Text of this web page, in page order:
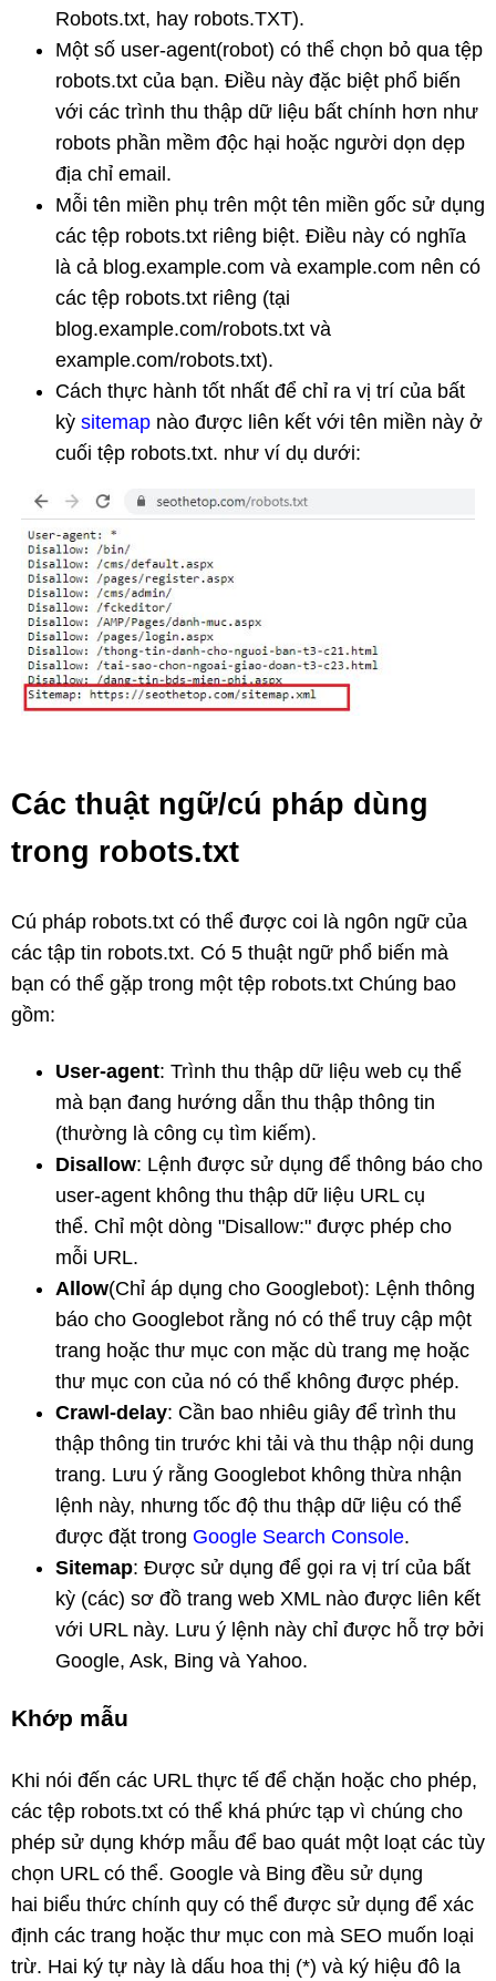
Robots.txt, hay robots.TXT).
Một số user-agent(robot) có thể chọn bỏ qua tệp
robots.txt của bạn. Điều này đặc biệt phổ biến
với các trình thu thập dữ liệu bất chính hơn như
robots phần mềm độc hại hoặc người dọn dẹp
địa chỉ email.
Mỗi tên miền phụ trên một tên miền gốc sử dụng
các tệp robots.txt riêng biệt. Điều này có nghĩa
là cả blog.example.com và example.com nên có
các tệp robots.txt riêng (tại
blog.example.com/robots.txt và
example.com/robots.txt).
Cách thực hành tốt nhất để chỉ ra vị trí của bất
kỳ sitemap nào được liên kết với tên miền này ở
cuối tệp robots.txt. như ví dụ dưới:
Các thuật ngữ/cú pháp dùng
trong robots.txt
Cú pháp robots.txt có thể được coi là ngôn ngữ của
các tập tin robots.txt. Có 5 thuật ngữ phổ biến mà
bạn có thể gặp trong một tệp robots.txt Chúng bao
gồm:
User-agent: Trình thu thập dữ liệu web cụ thể
mà bạn đang hướng dẫn thu thập thông tin
(thường là công cụ tìm kiếm).
Disallow: Lệnh được sử dụng để thông báo cho
user-agent không thu thập dữ liệu URL cụ
thể. Chỉ một dòng "Disallow:" được phép cho
mỗi URL.
Allow(Chỉ áp dụng cho Googlebot): Lệnh thông
báo cho Googlebot rằng nó có thể truy cập một
trang hoặc thư mục con mặc dù trang mẹ hoặc
thư mục con của nó có thể không được phép.
Crawl-delay: Cần bao nhiêu giây để trình thu
thập thông tin trước khi tải và thu thập nội dung
trang. Lưu ý rằng Googlebot không thừa nhận
lệnh này, nhưng tốc độ thu thập dữ liệu có thể
được đặt trong Google Search Console.
Sitemap: Được sử dụng để gọi ra vị trí của bất
kỳ (các) sơ đồ trang web XML nào được liên kết
với URL này. Lưu ý lệnh này chỉ được hỗ trợ bởi
Google, Ask, Bing và Yahoo.
Khớp mẫu
Khi nói đến các URL thực tế để chặn hoặc cho phép,
các tệp robots.txt có thể khá phức tạp vì chúng cho
phép sử dụng khớp mẫu để bao quát một loạt các tùy
chọn URL có thể. Google và Bing đều sử dụng
hai biểu thức chính quy có thể được sử dụng để xác
định các trang hoặc thư mục con mà SEO muốn loại
trừ. Hai ký tự này là dấu hoa thị (*) và ký hiệu đô la